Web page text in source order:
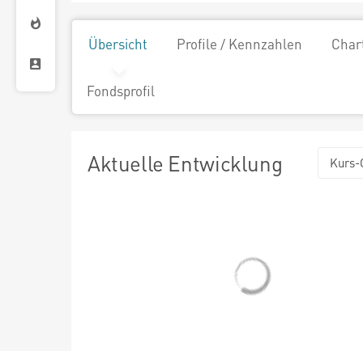
Übersicht Profile / Kennzahlen
Fondsprofil
Aktuelle Entwicklung Kurs-